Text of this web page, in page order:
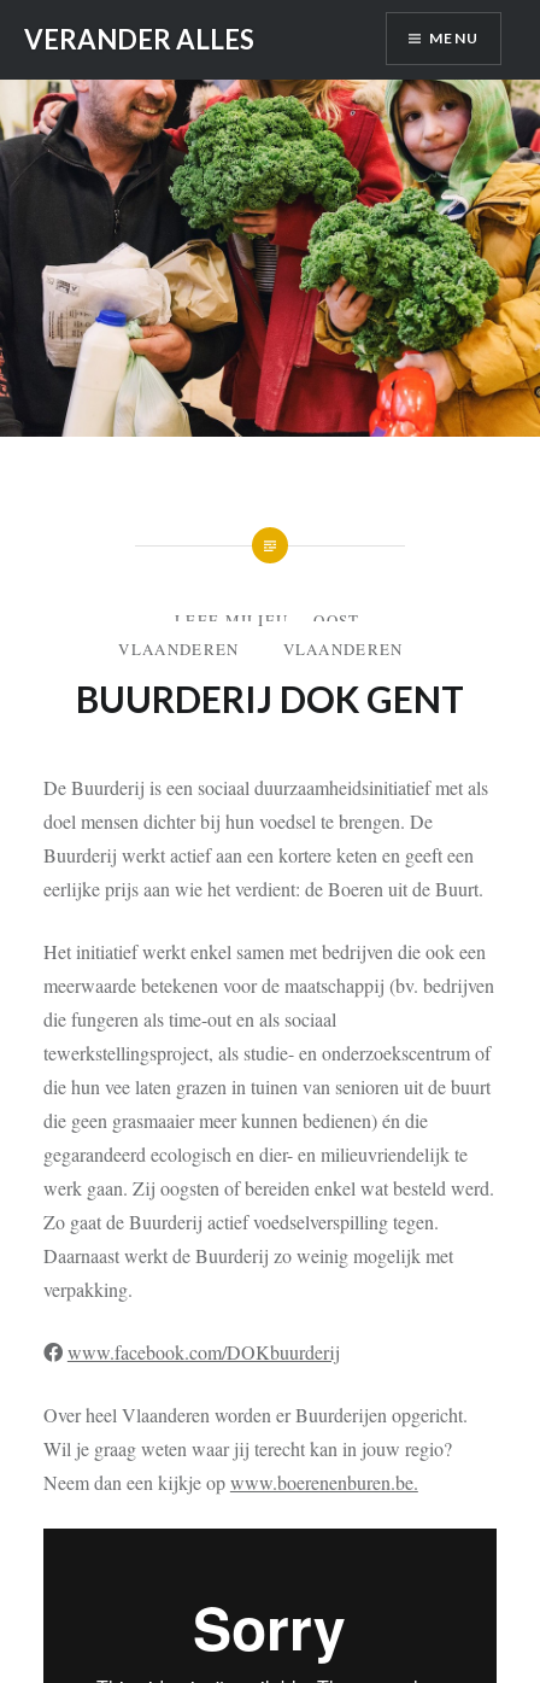
content
VERANDER ALLES MENU
LEEF-MILIEU
OOST-
VLAANDEREN
VLAANDEREN
BUURDERIJ DOK GENT
De Buurderij is een sociaal duurzaamheidsinitiatief met als
doel mensen dichter bij hun voedsel te brengen. De
Buurderij werkt actief aan een kortere keten en geeft een
eerlijke prijs aan wie het verdient: de Boeren uit de Buurt.
Het initiatief werkt enkel samen met bedrijven die ook een
meerwaarde betekenen voor de maatschappij (bv. bedrijven
die fungeren als time-out en als sociaal
tewerkstellingsproject, als studie- en onderzoekscentrum of
die hun vee laten grazen in tuinen van senioren uit de buurt
die geen grasmaaier meer kunnen bedienen) én die
gegarandeerd ecologisch en dier- en milieuvriendelijk te
werk gaan. Zij oogsten of bereiden enkel wat besteld werd.
Zo gaat de Buurderij actief voedselverspilling tegen.
Daarnaast werkt de Buurderij zo weinig mogelijk met
verpakking.
www.facebook.com/DOKbuurderij
Over heel Vlaanderen worden er Buurderijen opgericht.
Wil je graag weten waar jij terecht kan in jouw regio?
Neem dan een kijkje opwww.boerenenburen.be.